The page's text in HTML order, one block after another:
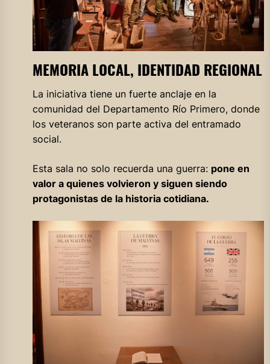
MEMORIA LOCAL, IDENTIDAD REGIONAL
La iniciativa tiene un fuerte anclaje en la
comunidad del Departamento Río Primero, donde
los veteranos son parte activa del entramado
social.
Esta sala no solo recuerda una guerra: pone en
valor a quienes volvieron y siguen siendo
protagonistas de la historia cotidiana.